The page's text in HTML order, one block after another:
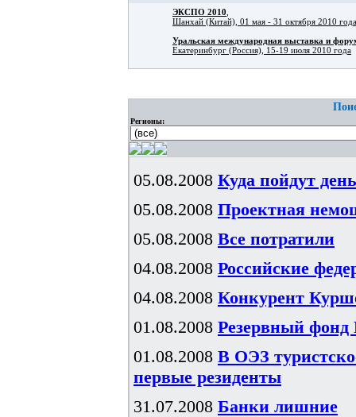
ЭКСПО 2010
Шанхай (Китай), 01 мая - 31 октября 2010 года
Уральская международная выставка и
Екатеринбург (Россия), 15-19 июля 2010 года
Регионы:
05.08.2008 Куда пойдут
05.08.2008 Проектная
05.08.2008 Все потратили
04.08.2008 Российские
04.08.2008 Конкурент
01.08.2008 Резервный фонд
01.08.2008 В ОЭЗ
первые резиденты
31.07.2008 Банки лишние